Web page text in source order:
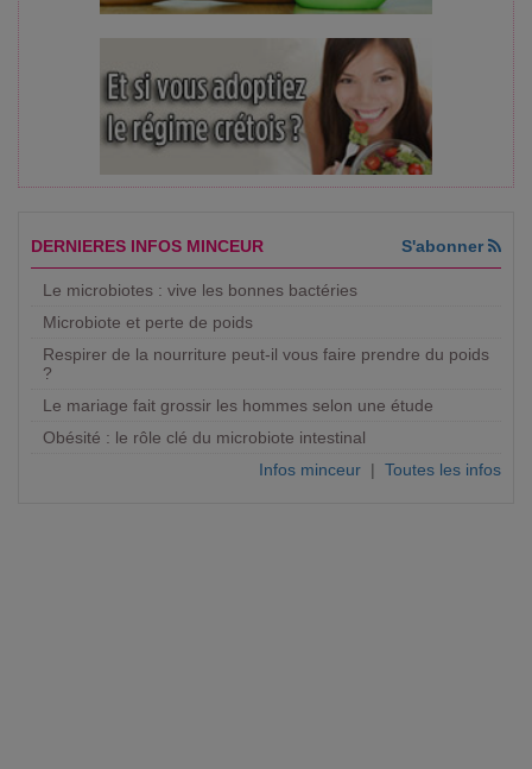
DERNIERES INFOS MINCEUR S'abonner
Le microbiotes : vive les bonnes bactéries
Microbiote et perte de poids
Respirer de la nourriture peut-il vous faire prendre du poids
?
Le mariage fait grossir les hommes selon une étude
Obésité : le rôle clé du microbiote intestinal
Infos minceur | Toutes les infos